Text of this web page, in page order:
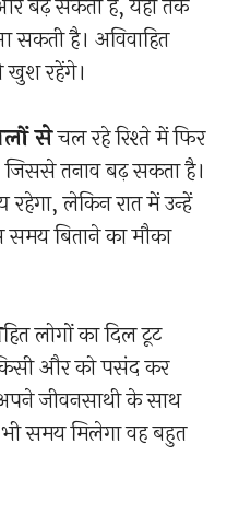
बढ़ सकती हैं, यहाँ तक
सकती है। अविवाहित
खुश रहेंगे।
सेचल रहे रिश्ते में फिर
तनाव बढ़ सकता है।
रहेगा, लेकिन रात में उन्हें
बिताने का मौका
हित लोगों का दिल टूट
और को पसंद कर
जीवनसाथी के साथ
समय मिलेगा वह बहुत